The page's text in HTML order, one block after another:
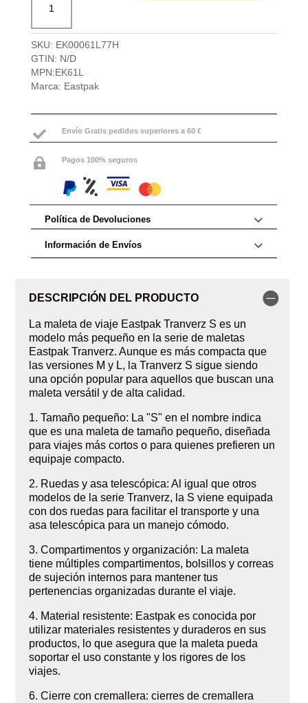
Tranverz
S
Eastpak
cantidad
SKU: EK00061L77H
GTIN: N/D
MPN:EK61L
Marca: Eastpak
 Envío Gratis pedidos superiores a 60 €
 Pagos 100% seguros
Política de Devoluciones
Información de Envíos
DESCRIPCIÓN DEL PRODUCTO
La maleta de viaje Eastpak Tranverz S es un
modelo más pequeño en la serie de maletas
Eastpak Tranverz. Aunque es más compacta que
las versiones M y L, la Tranverz S sigue siendo
una opción popular para aquellos que buscan una
maleta versátil y de alta calidad.
1. Tamaño pequeño: La "S" en el nombre indica
que es una maleta de tamaño pequeño, diseñada
para viajes más cortos o para quienes prefieren un
equipaje compacto.
2. Ruedas y asa telescópica: Al igual que otros
modelos de la serie Tranverz, la S viene equipada
con dos ruedas para facilitar el transporte y una
asa telescópica para un manejo cómodo.
3. Compartimentos y organización: La maleta
tiene múltiples compartimentos, bolsillos y correas
de sujeción internos para mantener tus
pertenencias organizadas durante el viaje.
4. Material resistente: Eastpak es conocida por
utilizar materiales resistentes y duraderos en sus
productos, lo que asegura que la maleta pueda
soportar el uso constante y los rigores de los
viajes.
6. Cierre con cremallera: cierres de cremallera